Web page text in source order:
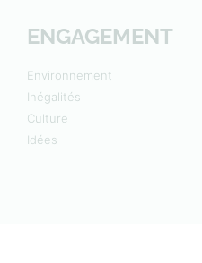
ENGAGEMENT
Environnement
Inégalités
Culture
Idées